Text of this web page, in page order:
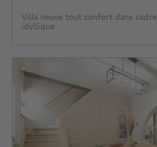
Villa neuve tout confort dans cadre
idyllique